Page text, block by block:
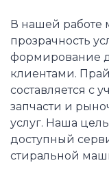
В нашей работе
прозрачность
формирование
клиентами.
составляется с
запчасти и
услуг. Наша
доступный
стиральной